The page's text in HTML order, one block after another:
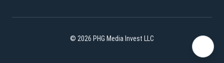
© 2026 PHG Media Invest LLC